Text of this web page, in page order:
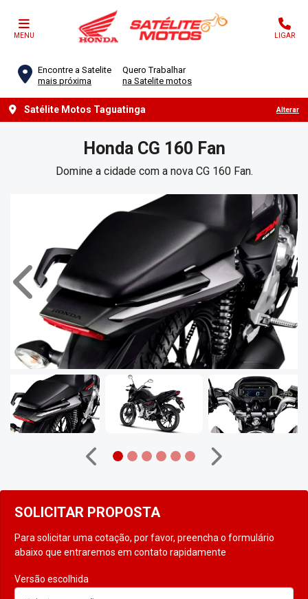
MENU LIGAR
Encontre a Satelite
mais próxima
Quero Trabalhar
na Satelite motos
Satélite Motos Taguatinga Alterar
HondaCG 160 Fan
Domine a cidade com a nova CG 160 Fan.
SOLICITAR PROPOSTA
Para solicitar uma cotação, por favor, preencha o formulário
abaixo que entraremos em contato rapidamente
Versão escolhida
Anterior
Anterior Próximo